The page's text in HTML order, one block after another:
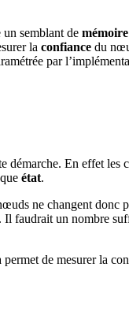
un semblant de mémoire
la confiance du
par
démarche. En effet les
état.
ne changent donc
. Il faudrait un nombre
de mesurer la